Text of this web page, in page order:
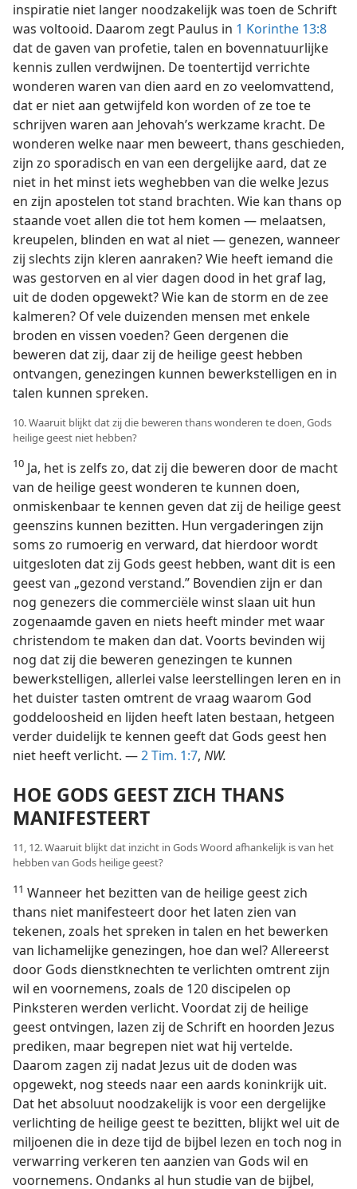
inspiratie niet langer noodzakelijk was toen de Schrift
was voltooid. Daarom zegt Paulus in 1 Korinthe 13:8
dat de gaven van profetie, talen en bovennatuurlijke
kennis zullen verdwijnen. De toentertijd verrichte
wonderen waren van dien aard en zo veelomvattend,
dat er niet aan getwijfeld kon worden of ze toe te
schrijven waren aan Jehovah’s werkzame kracht. De
wonderen welke naar men beweert, thans geschieden,
zijn zo sporadisch en van een dergelijke aard, dat ze
niet in het minst iets weghebben van die welke Jezus
en zijn apostelen tot stand brachten. Wie kan thans op
staande voet allen die tot hem komen — melaatsen,
kreupelen, blinden en wat al niet — genezen, wanneer
zij slechts zijn kleren aanraken? Wie heeft iemand die
was gestorven en al vier dagen dood in het graf lag,
uit de doden opgewekt? Wie kan de storm en de zee
kalmeren? Of vele duizenden mensen met enkele
broden en vissen voeden? Geen dergenen die
beweren dat zij, daar zij de heilige geest hebben
ontvangen, genezingen kunnen bewerkstelligen en in
talen kunnen spreken.
10. Waaruit blijkt dat zij die beweren thans wonderen te doen, Gods
heilige geest niet hebben?
10 Ja, het is zelfs zo, dat zij die beweren door de macht
van de heilige geest wonderen te kunnen doen,
onmiskenbaar te kennen geven dat zij de heilige geest
geenszins kunnen bezitten. Hun vergaderingen zijn
soms zo rumoerig en verward, dat hierdoor wordt
uitgesloten dat zij Gods geest hebben, want dit is een
geest van „gezond verstand.” Bovendien zijn er dan
nog genezers die commerciële winst slaan uit hun
zogenaamde gaven en niets heeft minder met waar
christendom te maken dan dat. Voorts bevinden wij
nog dat zij die beweren genezingen te kunnen
bewerkstelligen, allerlei valse leerstellingen leren en in
het duister tasten omtrent de vraag waarom God
goddeloosheid en lijden heeft laten bestaan, hetgeen
verder duidelijk te kennen geeft dat Gods geest hen
niet heeft verlicht. —2 Tim. 1:7, NW.
HOE GODS GEEST ZICH THANS
MANIFESTEERT
11, 12. Waaruit blijkt dat inzicht in Gods Woord afhankelijk is van het
hebben van Gods heilige geest?
11 Wanneer het bezitten van de heilige geest zich
thans niet manifesteert door het laten zien van
tekenen, zoals het spreken in talen en het bewerken
van lichamelijke genezingen, hoe dan wel? Allereerst
door Gods dienstknechten te verlichten omtrent zijn
wil en voornemens, zoals de 120 discipelen op
Pinksteren werden verlicht. Voordat zij de heilige
geest ontvingen, lazen zij de Schrift en hoorden Jezus
prediken, maar begrepen niet wat hij vertelde.
Daarom zagen zij nadat Jezus uit de doden was
opgewekt, nog steeds naar een aards koninkrijk uit.
Dat het absoluut noodzakelijk is voor een dergelijke
verlichting de heilige geest te bezitten, blijkt wel uit de
miljoenen die in deze tijd de bijbel lezen en toch nog in
verwarring verkeren ten aanzien van Gods wil en
voornemens. Ondanks al hun studie van de bijbel,